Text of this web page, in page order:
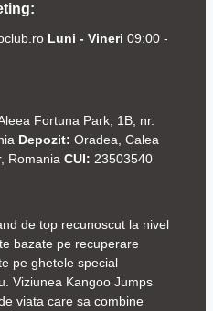
Luni - Vineri 09:00 -
Fortuna Park, 1B, nr.
Depozit: Oradea, Calea
Romania CUI: 23503540
de top recunoscut la nivel
bazate pe recuperare
pe ghetele special
Viziunea Kangoo Jumps
viata care sa combine